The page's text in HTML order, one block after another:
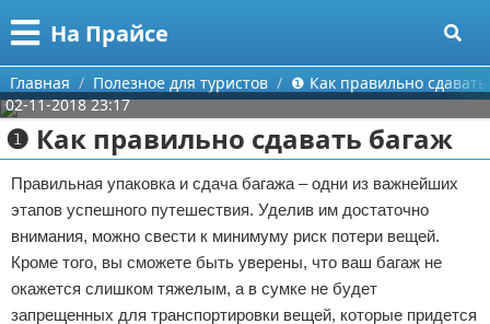
На Прайсе
Меню
Главная
Категории
Aliexpress
Сделай онлайн
Поиск
О проекте
Контакты
Главная Полезное для туристов
❶ Как правильно
02-11-2018 23:17
❶ Как правильно сдавать багаж
Правильная упаковка и сдача багажа – одни из важнейших
этапов успешного путешествия. Уделив им достаточно
внимания, можно свести к минимуму риск потери вещей.
Кроме того, вы сможете быть уверены, что ваш багаж не
окажется слишком тяжелым, а в сумке не будет
запрещенных для транспортировки вещей, которые придется